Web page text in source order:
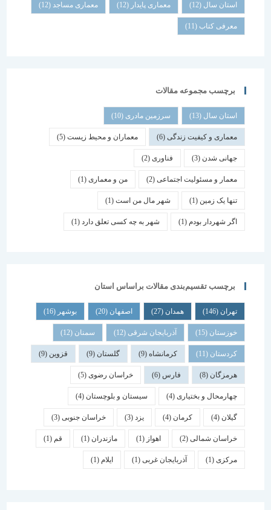
استان سال(12) معماری پایدار (12) معماری مساجد(12)
معرفی کتاب(11)
برچسب مجموعه مقالات
استان سال(13) سرزمین مادری(10)
معماری و کیفیت زندگی(6) معماران و محیط زیست(5)
جهانی شدن(3) فناوری (2)
معمار و مسئولیت اجتماعی (2) من و معماری (1)
تنها یک زمین(1) شهر مال من است(1)
اگر شهردار بودم (1) شهر به چه کسی تعلق دارد(1)
برچسب تقسیم‌بندی مقالات براساس استان
همدان اصفهان (20) بوشهر
خوزستان(15) آذربایجان شرقی(12) سمنان (12)
کردستان(11) کرمانشاه(9) گلستان (9) قزوین
هرمزگان(8) فارس خراسان رضوی(5)
چهارمحال و بختیاری (4) سیستان و بلوچستان(4)
کرمان یزد خراسان جنوبی(3)
خراسان شمالی(2) اهواز مازندران(1) قم
(1) آذربایجان غربی(1) ایلام